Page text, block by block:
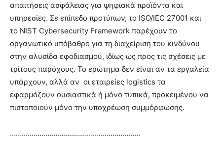
απαιτήσεις ασφάλειας για ψηφιακά προϊόντα και
υπηρεσίες. Σε επίπεδο προτύπων, το ISO/IEC 27001 και
το NIST Cybersecurity Framework παρέχουν το
οργανωτικό υπόβαθρο για τη διαχείριση του κινδύνου
στην αλυσίδα εφοδιασμού, ιδίως ως προς τις σχέσεις με
τρίτους παρόχους. Το ερώτημα δεν είναι αν τα εργαλεία
υπάρχουν, αλλά αν οι εταιρείες logistics τα
εφαρμόζουν ουσιαστικά ή μόνο τυπικά, προκειμένου να
πιστοποιούν μόνο την υποχρέωση συμμόρφωσης.
…………………………………………………………